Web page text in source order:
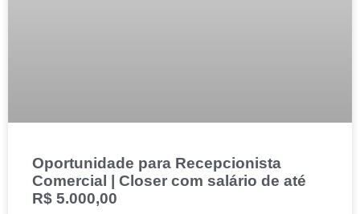
Oportunidade para Recepcionista
Comercial | Closer com salário de até
R$ 5.000,00